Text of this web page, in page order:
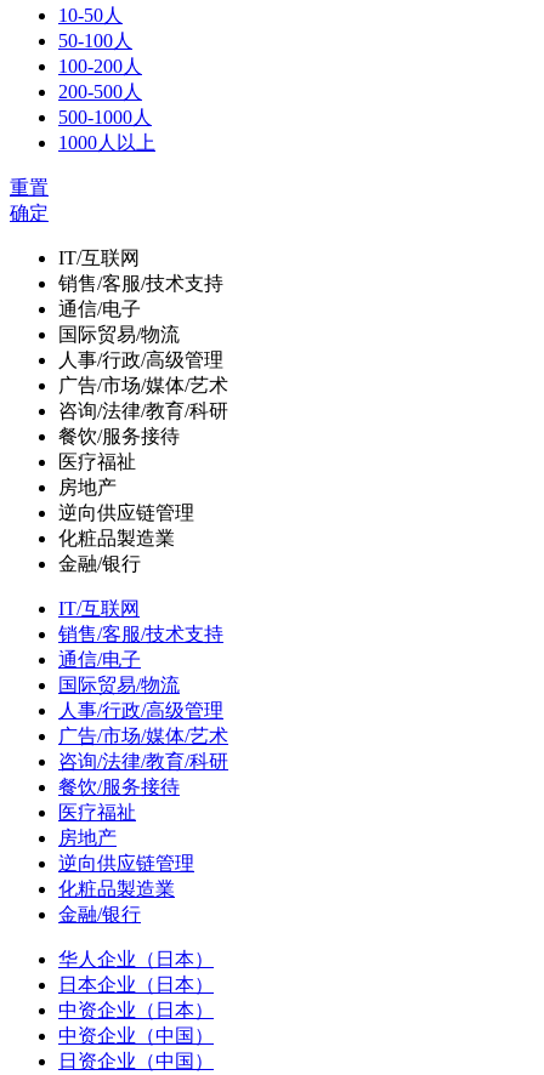
10-50人
50-100人
100-200人
200-500人
500-1000人
1000人以上
重置
确定
IT/互联网
销售/客服/技术支持
通信/电子
国际贸易/物流
人事/行政/高级管理
广告/市场/媒体/艺术
咨询/法律/教育/科研
餐饮/服务接待
医疗福祉
房地产
逆向供应链管理
化粧品製造業
金融/银行
IT/互联网
销售/客服/技术支持
通信/电子
国际贸易/物流
人事/行政/高级管理
广告/市场/媒体/艺术
咨询/法律/教育/科研
餐饮/服务接待
医疗福祉
房地产
逆向供应链管理
化粧品製造業
金融/银行
华人企业（日本）
日本企业（日本）
中资企业（日本）
中资企业（中国）
日资企业（中国）